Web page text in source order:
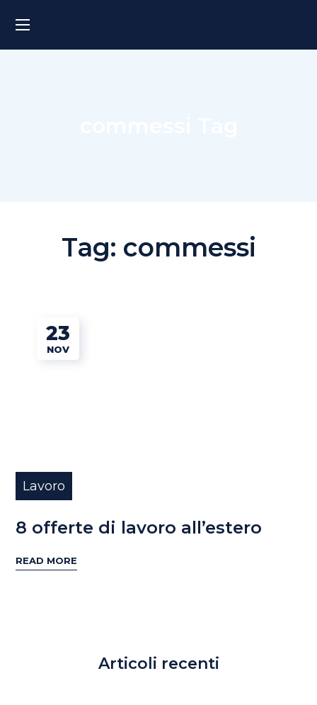
Tag: commessi
23
NOV
Lavoro
8 offerte di lavoro all’estero
READ MORE
Articoli recenti